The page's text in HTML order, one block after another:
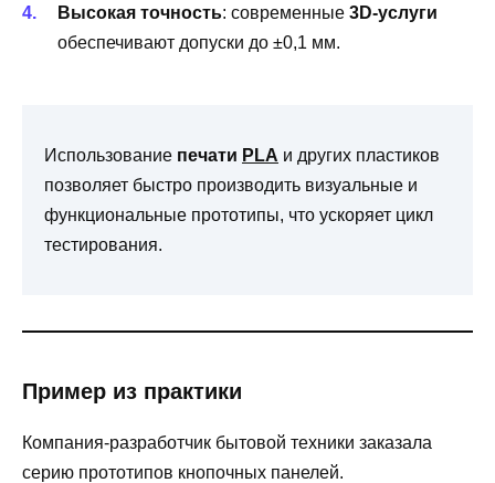
Высокая точность: современные 3D-услуги
обеспечивают допуски до ±0,1 мм.
Использование печати PLA и других пластиков
позволяет быстро производить визуальные и
функциональные прототипы, что ускоряет цикл
тестирования.
Пример из практики
Компания-разработчик бытовой техники заказала
серию прототипов кнопочных панелей.